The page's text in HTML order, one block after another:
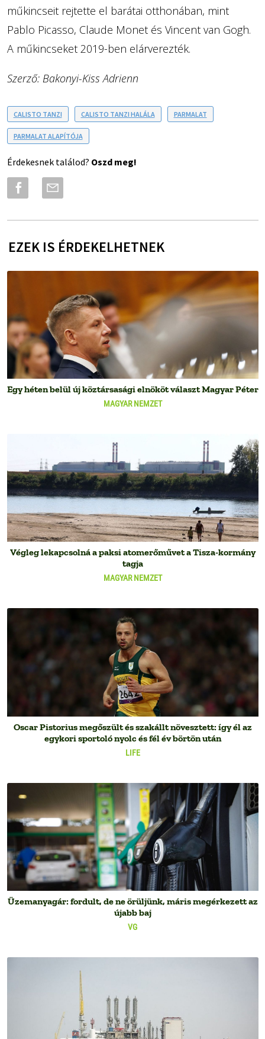
műkincseit rejtette el barátai otthonában, mint
Pablo Picasso, Claude Monet és Vincent van Gogh.
A műkincseket 2019-ben elárverezték.
Szerző: Bakonyi-Kiss Adrienn
CALISTO TANZI CALISTO TANZI HALÁLA PARMALAT
PARMALAT ALAPÍTÓJA
Érdekesnek találod? Oszd meg!
EZEK IS ÉRDEKELHETNEK
MAGYAR NEMZET
Egy héten belül új köztársasági elnököt választ Magyar Péter
MAGYAR NEMZET
Végleg lekapcsolná a paksi atomerőművet a Tisza-kormány
tagja
LIFE
Oscar Pistorius megőszült és szakállt növesztett: így él az
egykori sportoló nyolc és fél év börtön után
VG
Üzemanyagár: fordult, de ne örüljünk, máris megérkezett az
újabb baj